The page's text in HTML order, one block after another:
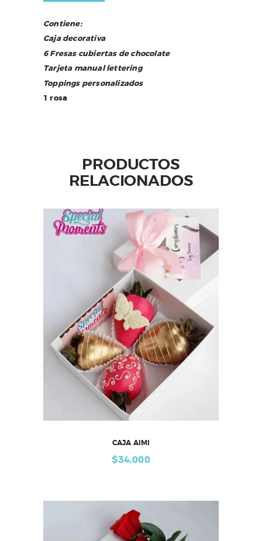
Contiene:
Caja decorativa
6 Fresas cubiertas de chocolate
Tarjeta manual lettering
Toppings personalizados
1 rosa
PRODUCTOS
RELACIONADOS
CAJA AIMI
$34,000